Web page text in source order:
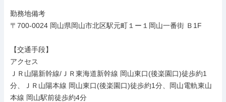
勤務地備考
〒700-0024 岡山県岡山市北区駅元町１ー１岡山一番街 Ｂ1F
【交通手段】
アクセス
ＪＲ山陽新幹線/ＪＲ東海道新幹線 岡山東口(後楽園口)徒歩約1
分、ＪＲ山陽本線 岡山東口(後楽園口)徒歩約1分、岡山電軌東山
本線 岡山駅前徒歩約4分